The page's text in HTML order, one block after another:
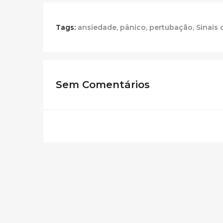
Tags: ansiedade, pânico, pertubação, Sinais
Sem Comentários